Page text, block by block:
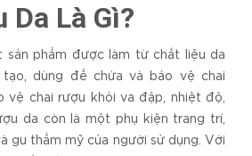
Da Là Gì?
sản phẩm được làm từ chất liệu da
tạo, dùng để chứa và bảo vệ chai
vệ chai rượu khỏi va đập, nhiệt độ,
da còn là một phụ kiện trang trí,
gu thẩm mỹ của người sử dụng. Với